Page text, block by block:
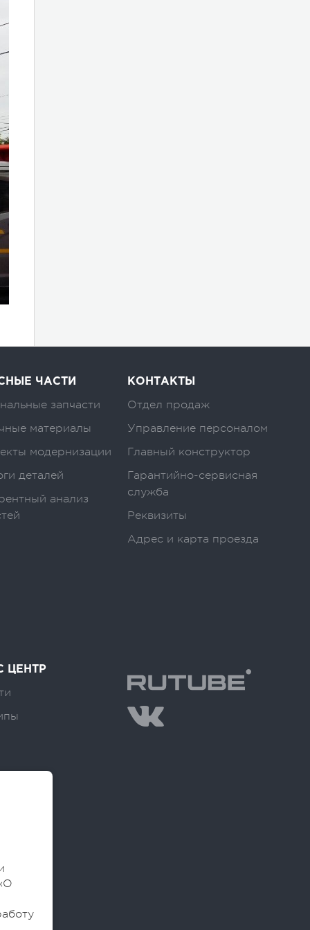
ЧАСТИ
запчасти
материалы
модернизации
деталей
анализ
КОНТАКТЫ
Отдел продаж
Управление персоналом
Главный конструктор
Гарантийно-сервисная
служба
Реквизиты
Адрес и карта проезда
ЦЕНТР